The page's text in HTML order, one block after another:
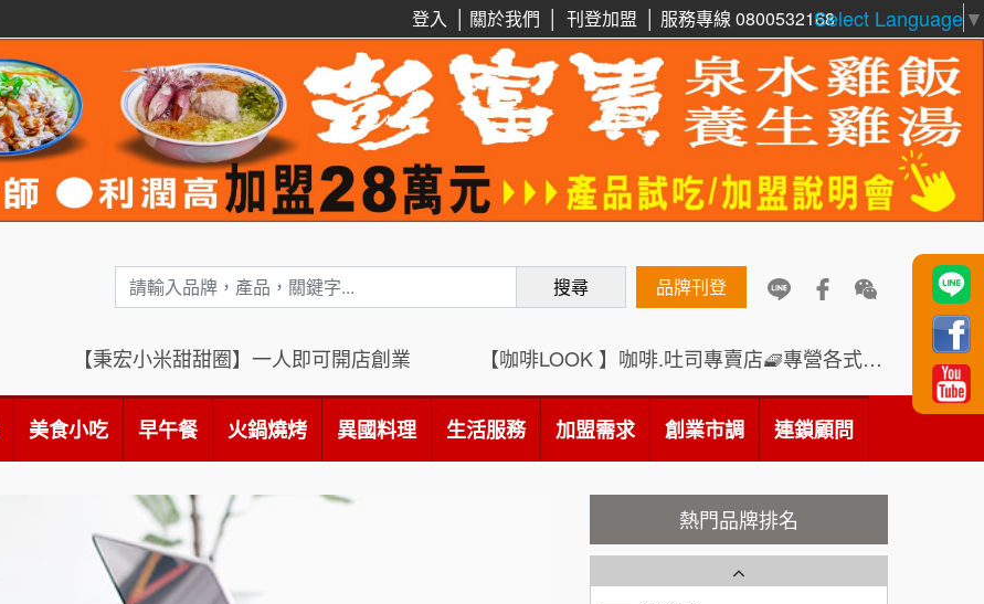
Select Language▼
關於我們 刊登加盟 服務專線 0800532168
登入
搜尋 品牌刊登
【秉宏小米甜甜圈】一人即可開店創業 【咖啡LOOK 】咖啡.吐司專賣店🧇專營各式創意法式吐司
美食小吃 早午餐 火鍋燒烤 異國料理 生活服務 加盟需求 創業市調 連鎖顧問
熱門品牌排名
6 鼎威維修
7 88thai發發泰-泰式飯行家
SHARE TEA歇腳亭
TEA TOP台灣第一味
1 Cozy coffee可集咖啡
秉宏小米甜甜圈
4 潮鍋癮
周 先生/小姐 台北
加盟預算 100萬 ~150萬
徐 先生/小姐 新北市
何 先生/小姐 台南
呂 先生/小姐 新竹市
加盟預算 200萬~400萬
100萬 ~ 200萬